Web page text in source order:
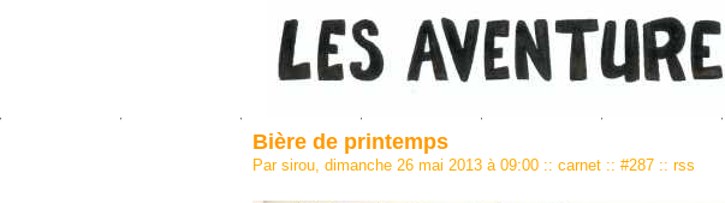
Bière de printemps
Par sirou, dimanche 26 mai 2013 à 09:00 :: carnet :: #287 :: rss